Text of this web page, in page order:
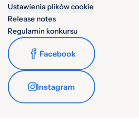
Ustawienia plików cookie
Release notes
Regulamin konkursu
Facebook
Instagram